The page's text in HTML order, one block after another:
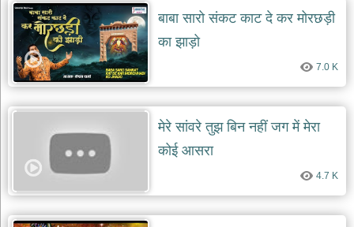
बाबा सारो संकट काट दे कर मोरछड़ी
का झाड़ो
7.0 K
मेरे सांवरे तुझ बिन नहीं जग में मेरा
कोई आसरा
4.7 K